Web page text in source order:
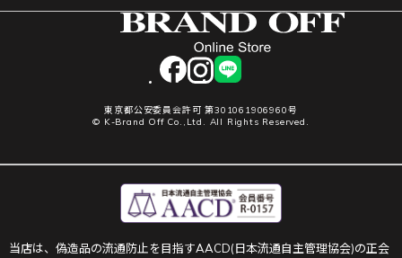
facebookinstagram
LINE
東京都公安委員会許可 第301061906960号
© K-Brand Off Co.,Ltd. All Rights Reserved.
当店は、偽造品の流通防止を目指すAACD(日本流通自主管理協会)の正会